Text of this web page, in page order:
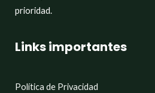
prioridad.
Links importantes
Política de Privacidad